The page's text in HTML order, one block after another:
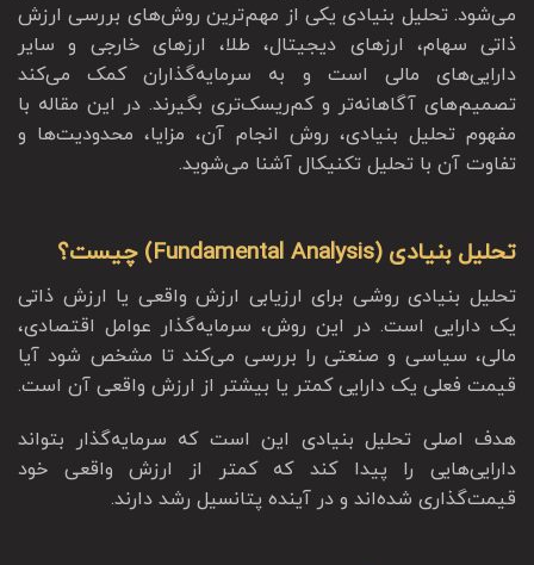
می‌شود. تحلیل بنیادی یکی از مهم‌ترین روش‌های بررسی ارزش
ذاتی سهام، ارزهای دیجیتال، طلا، ارزهای خارجی و سایر
دارایی‌های مالی است و به سرمایه‌گذاران کمک می‌کند
تصمیم‌های آگاهانه‌تر و کم‌ریسک‌تری بگیرند. در این مقاله با
مفهوم تحلیل بنیادی، روش انجام آن، مزایا، محدودیت‌ها و
تفاوت آن با تحلیل تکنیکال آشنا می‌شوید.
تحلیل بنیادی (Fundamental Analysis) چیست؟
تحلیل بنیادی روشی برای ارزیابی ارزش واقعی یا ارزش ذاتی
یک دارایی است. در این روش، سرمایه‌گذار عوامل اقتصادی،
مالی، سیاسی و صنعتی را بررسی می‌کند تا مشخص شود آیا
قیمت فعلی یک دارایی کمتر یا بیشتر از ارزش واقعی آن است.
هدف اصلی تحلیل بنیادی این است که سرمایه‌گذار بتواند
دارایی‌هایی را پیدا کند که کمتر از ارزش واقعی خود
قیمت‌گذاری شده‌اند و در آینده پتانسیل رشد دارند.